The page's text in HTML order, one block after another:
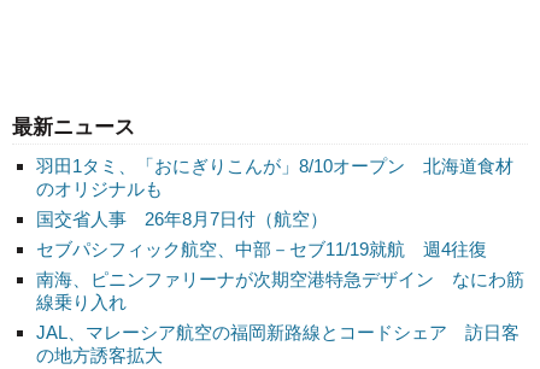
最新ニュース
羽田1タミ、「おにぎりこんが」8/10オープン 北海道食材
のオリジナルも
国交省人事 26年8月7日付（航空）
セブパシフィック航空、中部－セブ11/19就航 週4往復
南海、ピニンファリーナが次期空港特急デザイン なにわ筋
線乗り入れ
JAL、マレーシア航空の福岡新路線とコードシェア 訪日客
の地方誘客拡大